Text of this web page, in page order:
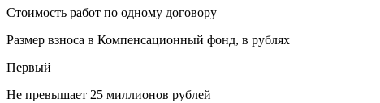
Стоимость работ по одному договору
Размер взноса в Компенсационный фонд, в рублях
Первый
Не превышает 25 миллионов рублей